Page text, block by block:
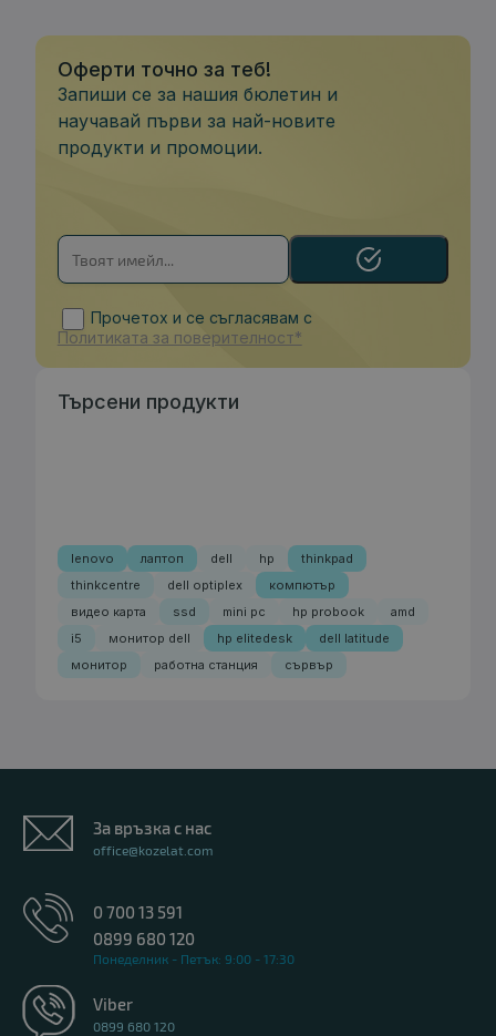
Оферти точно за теб!
Запиши се за нашия бюлетин и
научавай първи за най-новите
продукти и промоции.
Прочетох и се съгласявам с
Политиката за поверителност*
Търсени продукти
lenovo лаптоп dell hp
thinkpad
thinkcentre
dell optiplex
компютър
видео карта
ssd mini pc hp probook
amd
i5
монитор dell hp elitedesk
dell latitude
монитор
работна станция сървър
За връзка с нас
office@kozelat.com
0 700 13 591
0899 680 120
Понеделник - Петък: 9:00 - 17:30
Viber
0899 680 120